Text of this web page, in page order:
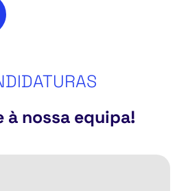
nossa equipa!